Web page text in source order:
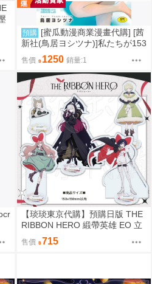
預購 [蜜瓜動漫商業漫畫代購] [茜
新社(鳥居ヨシツナ)]私たちが153
cmだった時のこと『描き下ろし
アクリルフィギュア付きメロン
ブックス復刻限定版A』(壓克力
立牌特典版)
售價 1250 銷量:1
【琰琰東京代購】預購日版 THE
RIBBON HERO 緞帶英雄 EO 立
牌 藍寶石 帕茵 天鵝絨 吉露可
售價 715